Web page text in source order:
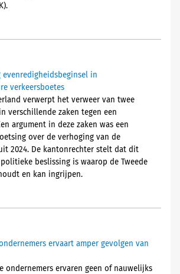
evenredigheidsbeginsel in
verkeersboetes
verwerpt het verweer van twee
verschillende zaken tegen een
argument in deze zaken was een
over de verhoging van de
2024. De kantonrechter stelt dat dit
beslissing is waarop de Tweede
en kan ingrijpen.
ervaart amper gevolgen van
ondernemers ervaren geen of nauwelijks